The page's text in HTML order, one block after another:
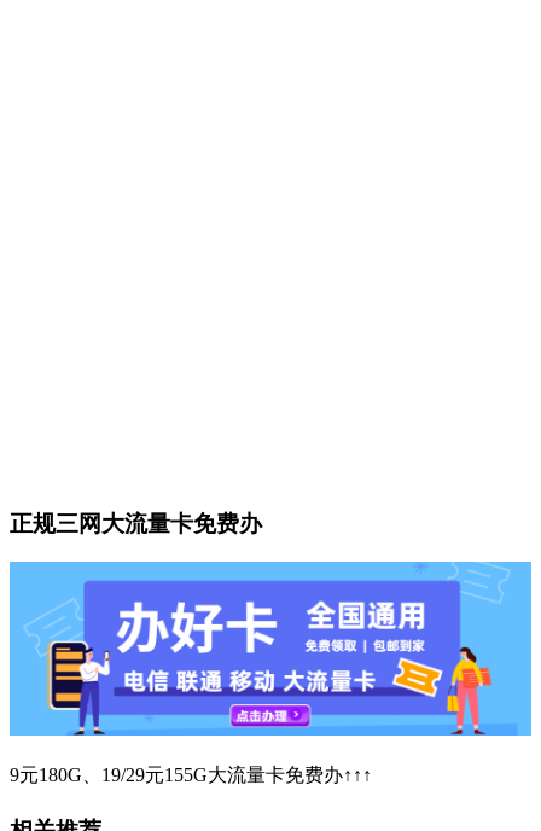
正规三网大流量卡免费办
9元180G、19/29元155G大流量卡免费办↑↑↑